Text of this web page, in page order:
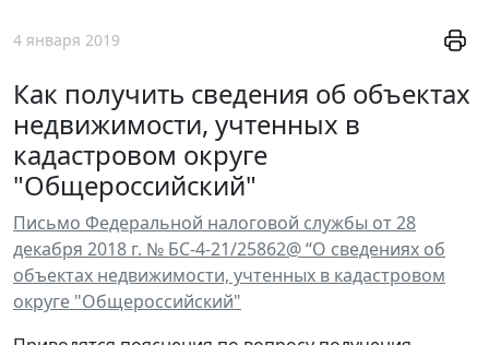
4 января 2019
Как получить сведения об объектах
недвижимости, учтенных в
кадастровом округе
"Общероссийский"
Письмо Федеральной налоговой службы от 28
декабря 2018 г. № БС-4-21/25862@ “О сведениях об
объектах недвижимости, учтенных в кадастровом
округе "Общероссийский"